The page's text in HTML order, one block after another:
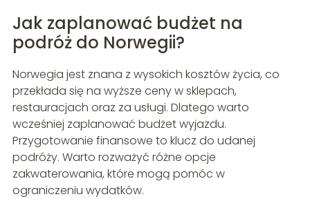
Jak zaplanować budżet na
podróż do Norwegii?
Norwegia jest znana z wysokich kosztów życia, co
przekłada się na wyższe ceny w sklepach,
restauracjach oraz za usługi. Dlatego warto
wcześniej zaplanować budżet wyjazdu.
Przygotowanie finansowe to klucz do udanej
podróży. Warto rozważyć różne opcje
zakwaterowania, które mogą pomóc w
ograniczeniu wydatków.